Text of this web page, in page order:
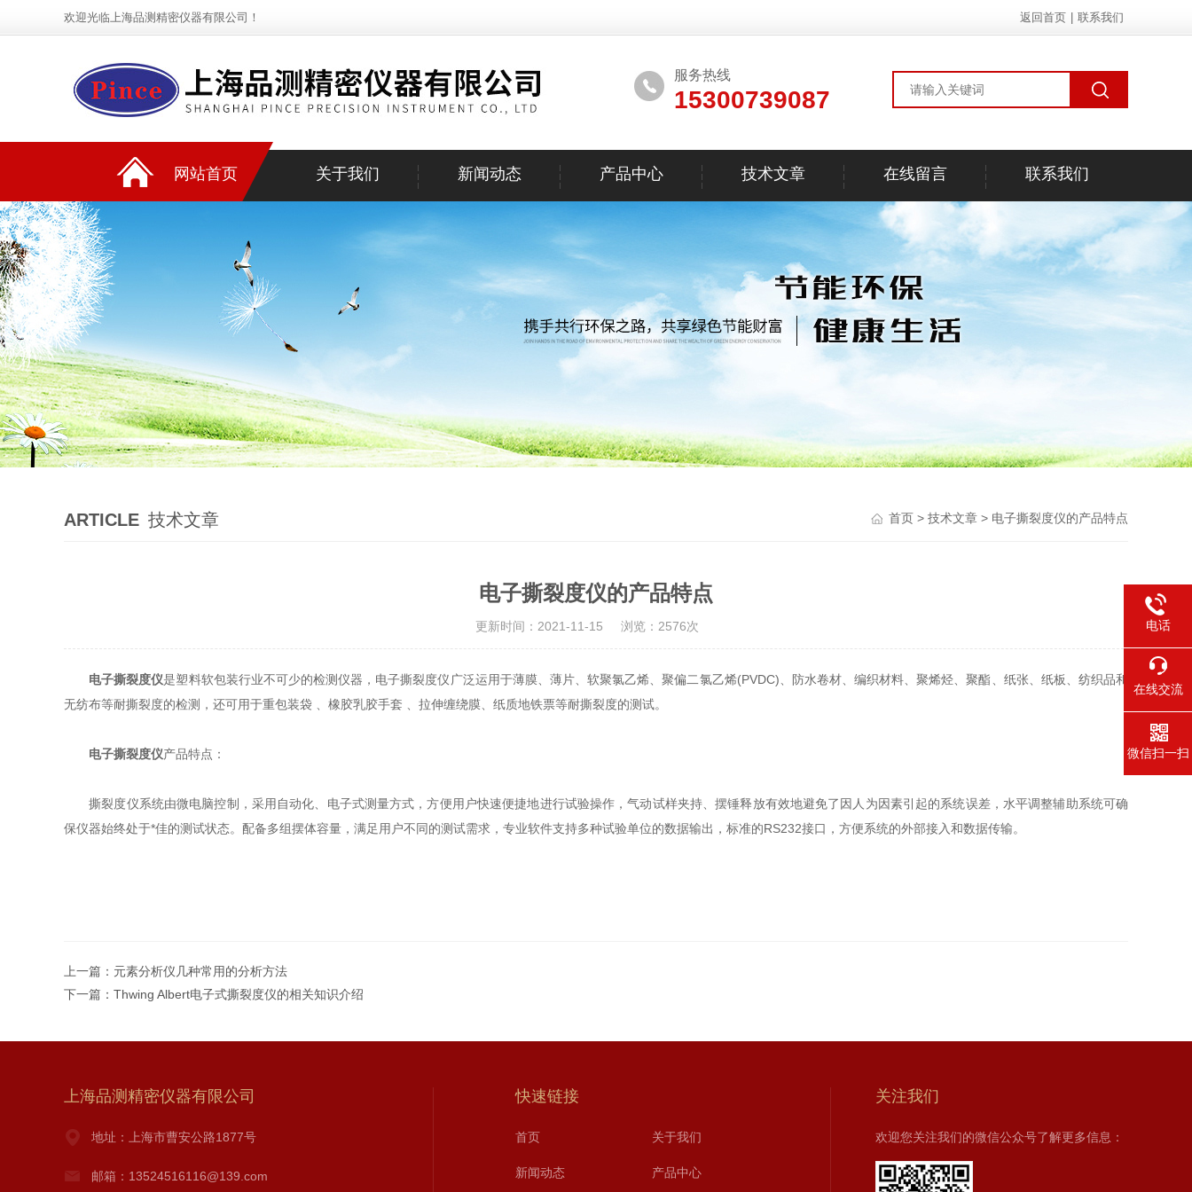
欢迎光临上海品测精密仪器有限公司！ 返回首页 联系我们
服务热线
15300739087
网站首页 关于我们 新闻动态 产品中心 技术文章 在线留言 联系我们
ARTICLE 技术文章 首页 > 技术文章 > 电子撕裂度仪的产品特点
电子撕裂度仪的产品特点
更新时间：2021-11-15 浏览：2576次
电子撕裂度仪是塑料软包装行业不可少的检测仪器，电子撕裂度仪广泛运用于薄膜、薄片、软聚氯乙烯、聚偏二氯乙烯(PVDC)、防水卷材、编织材料、聚烯烃、聚酯、纸张、纸板、纺织品和
无纺布等耐撕裂度的检测，还可用于重包装袋 、橡胶乳胶手套 、拉伸缠绕膜、纸质地铁票等耐撕裂度的测试。
电子撕裂度仪产品特点：
撕裂度仪系统由微电脑控制，采用自动化、电子式测量方式，方便用户快速便捷地进行试验操作，气动试样夹持、摆锤释放有效地避免了因人为因素引起的系统误差，水平调整辅助系统可确
保仪器始终处于*佳的测试状态。配备多组摆体容量，满足用户不同的测试需求，专业软件支持多种试验单位的数据输出，标准的RS232接口，方便系统的外部接入和数据传输。
上一篇： 元素分析仪几种常用的分析方法
下一篇： Thwing Albert电子式撕裂度仪的相关知识介绍
上海品测精密仪器有限公司
地址：上海市曹安公路1877号
邮箱：13524516116@139.com
快速链接
首页 关于我们
新闻动态 产品中心
关注我们
欢迎您关注我们的微信公众号了解更多信息：
电话
在线交流
微信扫一扫